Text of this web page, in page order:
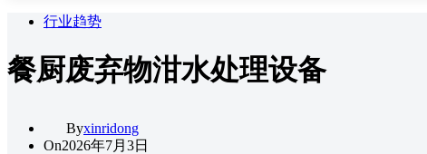
行业趋势
餐厨废弃物泔水处理设备
Byxinridong
On2026年7月3日